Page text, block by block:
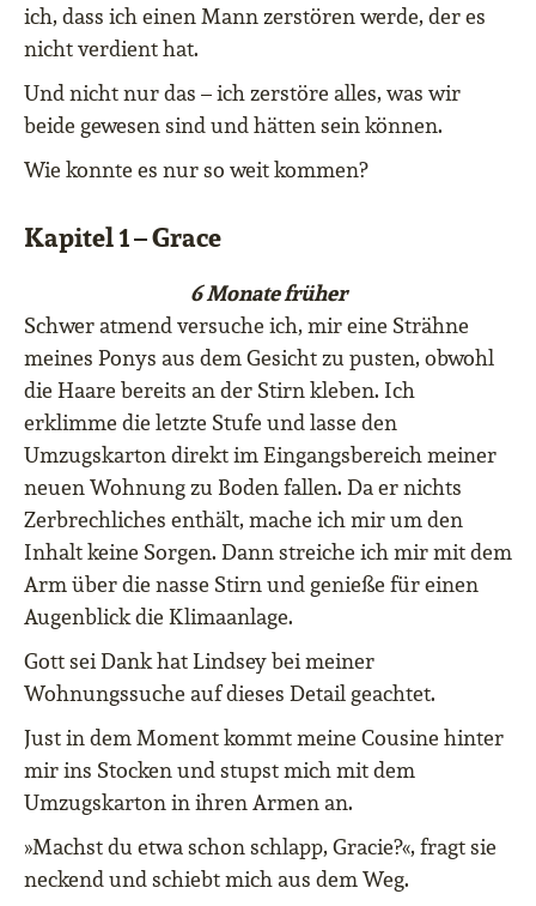
ich, dass ich einen Mann zerstören werde, der es
nicht verdient hat.
Und nicht nur das – ich zerstöre alles, was wir
beide gewesen sind und hätten sein können.
Wie konnte es nur so weit kommen?
Kapitel 1 – Grace
6 Monate früher
Schwer atmend versuche ich, mir eine Strähne
meines Ponys aus dem Gesicht zu pusten, obwohl
die Haare bereits an der Stirn kleben. Ich
erklimme die letzte Stufe und lasse den
Umzugskarton direkt im Eingangsbereich meiner
neuen Wohnung zu Boden fallen. Da er nichts
Zerbrechliches enthält, mache ich mir um den
Inhalt keine Sorgen. Dann streiche ich mir mit dem
Arm über die nasse Stirn und genieße für einen
Augenblick die Klimaanlage.
Gott sei Dank hat Lindsey bei meiner
Wohnungssuche auf dieses Detail geachtet.
Just in dem Moment kommt meine Cousine hinter
mir ins Stocken und stupst mich mit dem
Umzugskarton in ihren Armen an.
»Machst du etwa schon schlapp, Gracie?«, fragt sie
neckend und schiebt mich aus dem Weg.